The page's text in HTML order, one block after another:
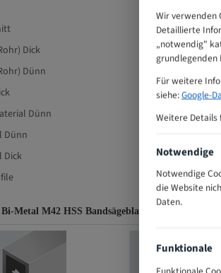
Dick
Dünn
Dünn
Dünn
Dick
Metal M42 HSS Bandsägeblatt
Wir verwenden
Detaillierte
„notwendig"
grundlegenden
Für weitere
siehe:Google-
Weitere Details
Notwendige
Notwendige
die Website
Daten.
Funktionale